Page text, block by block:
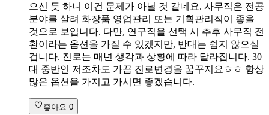
으신 듯 하니 이건 문제가 아닐 것 같네요. 사무직은 전공
분야를 살려 화장품 영업관리 또는 기획관리직이 좋을
것으로 보입니다. 다만, 연구직을 선택 시 추후 사무직 전
환이라는 옵션을 가질 수 있겠지만, 반대는 쉽지 않으실
겁니다. 진로는 매년 생각과 상황에 따라 달라집니다. 30
대 중반인 저조차도 가끔 진로변경을 꿈꾸지요ㅎㅎ 항상
많은 옵션을 가지고 가시면 좋겠습니다.
좋아요 0